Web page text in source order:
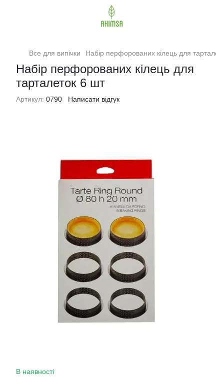
Все для випічки Набір перфорованих кілець для
Набір перфорованих кілець для
тарталеток 6 шт
Артикул: 0790 Написати відгук
В наявності